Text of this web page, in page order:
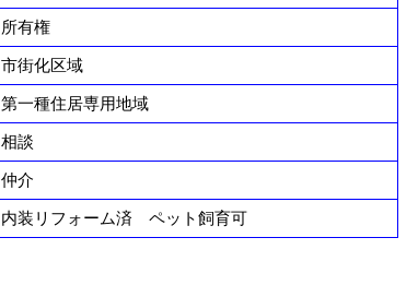
所有権
市街化区域
第一種住居専用地域
相談
仲介
内装リフォーム済 ペット飼育可